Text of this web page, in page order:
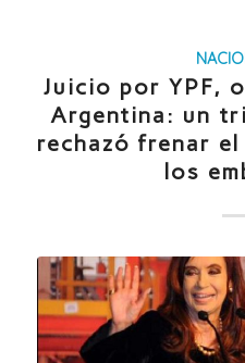
Juicio por YPF,
Argentina: un
rechazó frenar
los